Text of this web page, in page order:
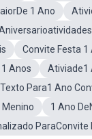
1 Ano
Convite Festa
Anos
Ativiade1
Para1 Ano
1 Ano
ParaConvite